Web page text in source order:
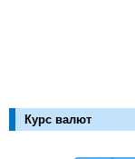
Курс валют